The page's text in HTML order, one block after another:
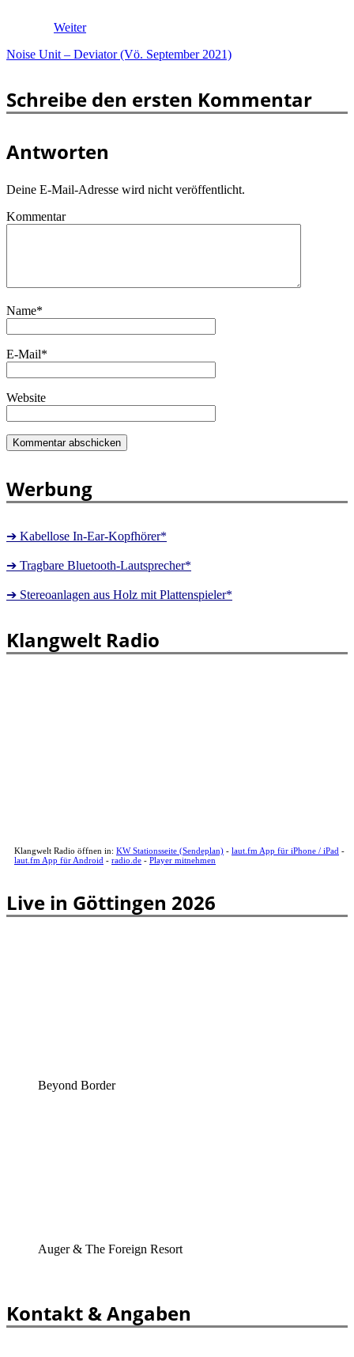
Weiter
Noise Unit – Deviator (Vö. September 2021)
Schreibe den ersten Kommentar
Antworten
Deine E-Mail-Adresse wird nicht veröffentlicht.
Kommentar
Name*
E-Mail*
Website
Werbung
➔ Kabellose In-Ear-Kopfhörer*
➔ Tragbare Bluetooth-Lautsprecher*
➔ Stereoanlagen aus Holz mit Plattenspieler*
Klangwelt Radio
Klangwelt Radio öffnen in: KW Stationsseite (Sendeplan) - laut.fm App für iPhone / iPad -
laut.fm App für Android - radio.de - Player mitnehmen
Live in Göttingen 2026
Beyond Border
Auger & The Foreign Resort
Kontakt & Angaben